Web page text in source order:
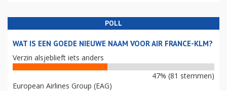
POLL
WAT IS EEN GOEDE NIEUWE NAAM VOOR AIR FRANCE-KLM?
Verzin alsjeblieft iets anders
47% (81 stemmen)
European Airlines Group (EAG)